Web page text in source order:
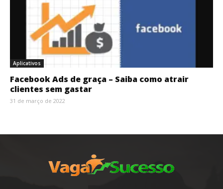
Aplicativos
Facebook Ads de graça – Saiba como atrair
clientes sem gastar
31 de março de 2022